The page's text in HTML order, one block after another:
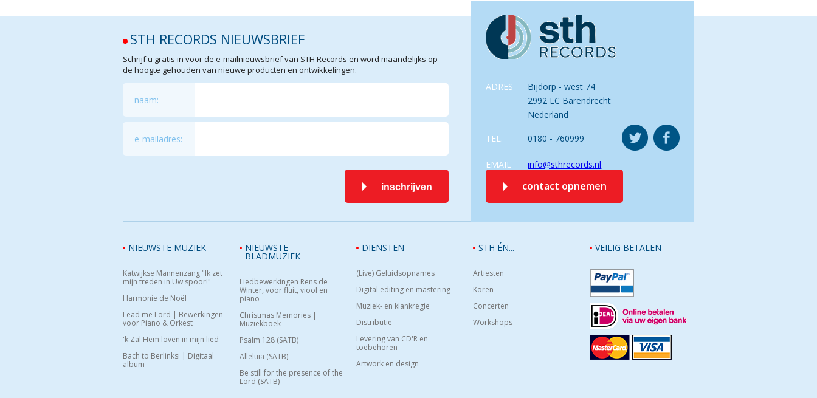
ADRES
Bijdorp - west 74
2992 LC Barendrecht
Nederland
TEL. 0180 - 760999
EMAIL info@sthrecords.nl
contact opnemen
STH RECORDS NIEUWSBRIEF
Schrijf u gratis in voor de e-mailnieuwsbrief van STH Records en word maandelijks op
de hoogte gehouden van nieuwe producten en ontwikkelingen.
naam:
e-mailadres:
inschrijven
VEILIG BETALEN
NIEUWSTE MUZIEK
Katwijkse Mannenzang "Ik zet
mijn treden in Uw spoor!"
Harmonie de Noël
Lead me Lord | Bewerkingen
voor Piano & Orkest
'k Zal Hem loven in mijn lied
Bach to Berlinksi | Digitaal
album
NIEUWSTE
BLADMUZIEK
Liedbewerkingen Rens de
Winter, voor fluit, viool en
piano
Christmas Memories |
Muziekboek
Psalm 128 (SATB)
Alleluia (SATB)
Be still for the presence of the
Lord (SATB)
DIENSTEN
(Live) Geluidsopnames
Digital editing en mastering
Muziek- en klankregie
Distributie
Levering van CD'R en
toebehoren
Artwork en design
STH ÉN...
Artiesten
Koren
Concerten
Workshops